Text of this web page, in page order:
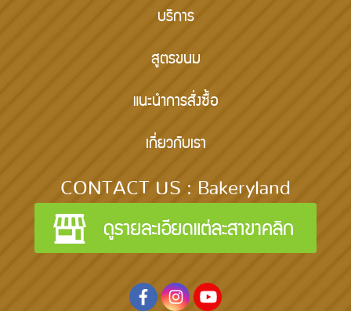
บริการ
สูตรขนม
แนะนำการสั่งซื้อ
เกี่ยวกับเรา
CONTACT US : Bakeryland